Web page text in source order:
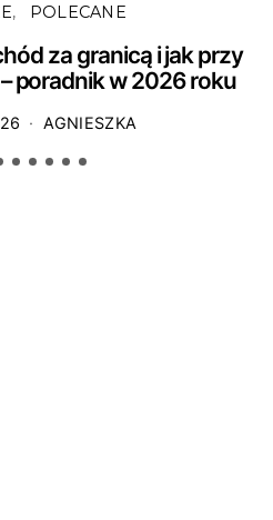
POLECANE
za granicą i jak przy
poradnik w 2026 roku
AGNIESZKA